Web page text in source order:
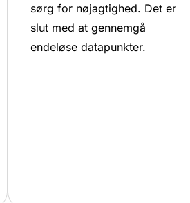
sørg for nøjagtighed. Det er
slut med at gennemgå
endeløse datapunkter.